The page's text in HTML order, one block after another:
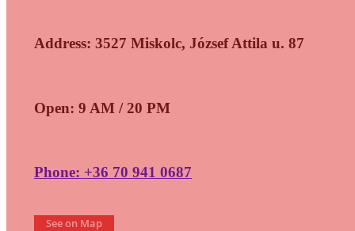
Address: 3527 Miskolc, József Attila u. 87
Open: 9 AM / 20 PM
Phone: +36 70 941 0687
See on Map